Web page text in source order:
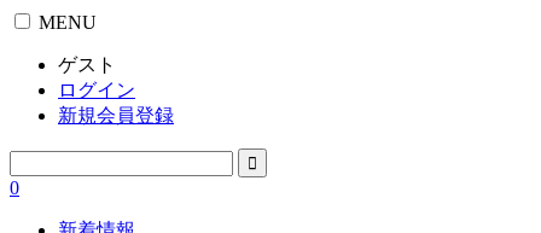
MENU
ゲスト
ログイン
新規会員登録
0